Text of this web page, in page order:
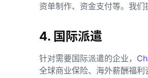
资单制作、资金支付等。我们
4. 国际派遣
针对需要国际派遣的企业，
全球商业保险、海外薪酬福利